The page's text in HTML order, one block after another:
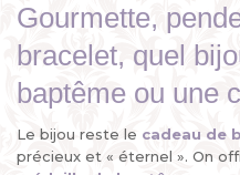
Gourmette,
bracelet, quel
baptême ou une
Le bijou reste le cadeau de
précieux et « éternel ». On